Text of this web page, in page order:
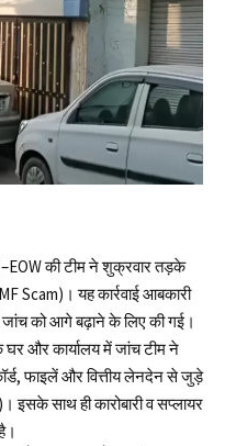
की टीम ने शुक्रवार तड़के
Scam)। यह कार्रवाई आबकारी
जांच को आगे बढ़ाने के लिए की गई।
और कार्यालय में जांच टीम ने
फाइलें और वित्तीय लेनदेन से जुड़े
साथ ही कारोबारी व सप्लायर